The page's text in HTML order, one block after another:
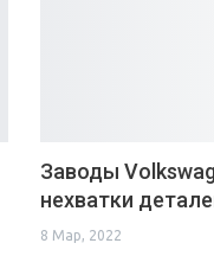
Заводы
нехватки
8 Мар, 2022